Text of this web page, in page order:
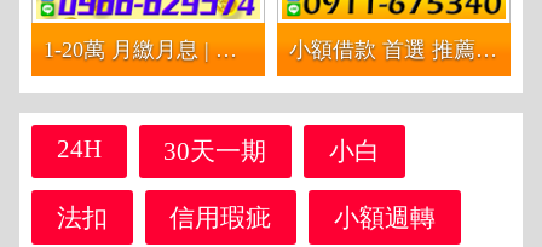
1-20萬 月繳月息 | 本利攤還 輕鬆簡單還 小額借款 首選 推薦 | 當日撥款 來電就借 不限行業 現辦現拿 分期攤還
24H 30天一期 小白
法扣 信用瑕疵 小額週轉